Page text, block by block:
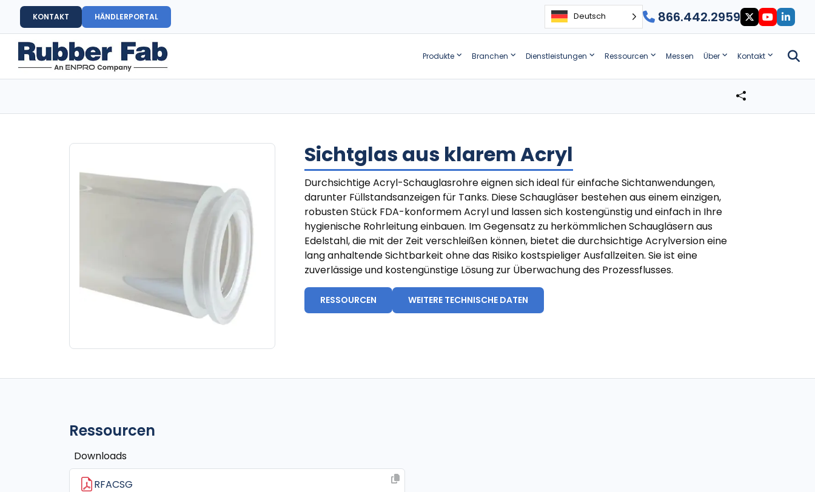
KONTAKT HÄNDLERPORTAL Deutsch 866.442.2959
Produkte Branchen Dienstleistungen Ressourcen Messen Über Kontakt
Sichtglas aus klarem Acryl
Durchsichtige Acryl-Schauglasrohre eignen sich ideal für einfache Sichtanwendungen,
darunter Füllstandsanzeigen für Tanks. Diese Schaugläser bestehen aus einem einzigen,
robusten Stück FDA-konformem Acryl und lassen sich kostengünstig und einfach in Ihre
hygienische Rohrleitung einbauen. Im Gegensatz zu herkömmlichen Schaugläsern aus
Edelstahl, die mit der Zeit verschleißen können, bietet die durchsichtige Acrylversion eine
lang anhaltende Sichtbarkeit ohne das Risiko kostspieliger Ausfallzeiten. Sie ist eine
zuverlässige und kostengünstige Lösung zur Überwachung des Prozessflusses.
RESSOURCEN WEITERE TECHNISCHE DATEN
Ressourcen
Downloads
RFACSG